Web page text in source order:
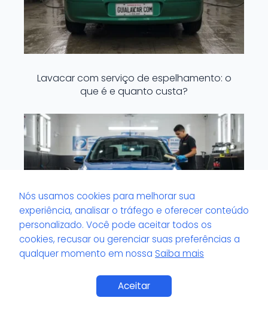
Lavacar com serviço de espelhamento: o
que é e quanto custa?
Lavacar com serviço completo em
menos de 30 minutos: mito ou verdade?
Nós usamos cookies para melhorar sua
experiência, analisar o tráfego e oferecer conteúdo
personalizado. Você pode aceitar todos os
cookies, recusar ou gerenciar suas preferências a
qualquer momento em nossa Saiba mais
Aceitar